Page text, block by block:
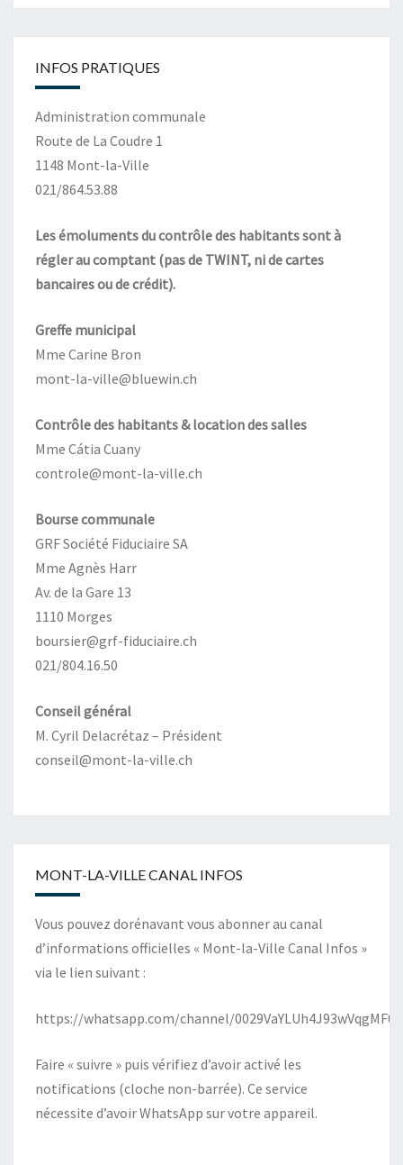
INFOS PRATIQUES
Administration communale
Route de La Coudre 1
1148 Mont-la-Ville
021/864.53.88
Les émoluments du contrôle des habitants sont à
régler au comptant (pas de TWINT, ni de cartes
bancaires ou de crédit).
Greffe municipal
Mme Carine Bron
mont-la-ville@bluewin.ch
Contrôle des habitants & location des salles
Mme Cátia Cuany
controle@mont-la-ville.ch
Bourse communale
GRF Société Fiduciaire SA
Mme Agnès Harr
Av. de la Gare 13
1110 Morges
boursier@grf-fiduciaire.ch
021/804.16.50
Conseil général
M. Cyril Delacrétaz – Président
conseil@mont-la-ville.ch
MONT-LA-VILLE CANAL INFOS
Vous pouvez dorénavant vous abonner au canal
d’informations officielles « Mont-la-Ville Canal Infos »
via le lien suivant :
https://whatsapp.com/channel/
Faire « suivre » puis vérifiez d’avoir activé les
notifications (cloche non-barrée). Ce service
nécessite d’avoir WhatsApp sur votre appareil.